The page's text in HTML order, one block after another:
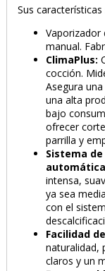
Sus
manual.
ClimaPlus:
cocción.
Asegura
una alta
bajo
ofrecer
parrilla y
Sistema
intensa,
ya sea
con el
Facilidad
naturalidad,
claros y un